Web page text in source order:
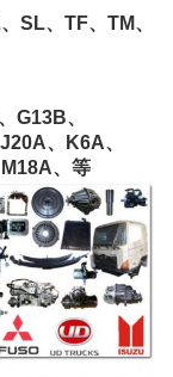
SL、TF、TM、
G13B、
、K6A、
、等